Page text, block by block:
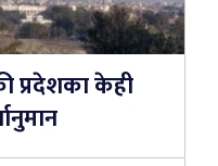
प्रदेशका केही